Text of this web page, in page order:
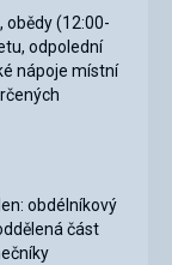
obědy (12:00-
odpolední
nápoje místní
obdélníkový
část